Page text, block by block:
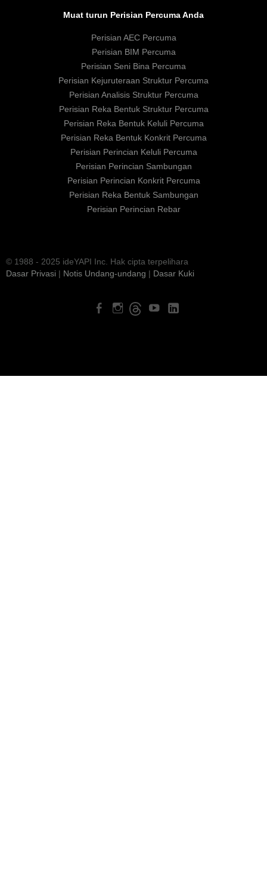
Muat turun Perisian Percuma Anda
Perisian AEC Percuma
Perisian BIM Percuma
Perisian Seni Bina Percuma
Perisian Kejuruteraan Struktur Percuma
Perisian Analisis Struktur Percuma
Perisian Reka Bentuk Struktur Percuma
Perisian Reka Bentuk Keluli Percuma
Perisian Reka Bentuk Konkrit Percuma
Perisian Perincian Keluli Percuma
Perisian Perincian Sambungan
Perisian Perincian Konkrit Percuma
Perisian Reka Bentuk Sambungan
Perisian Perincian Rebar
© 1988 - 2025 ideYAPI Inc. Hak cipta terpelihara
Dasar Privasi | Notis Undang-undang | Dasar Kuki